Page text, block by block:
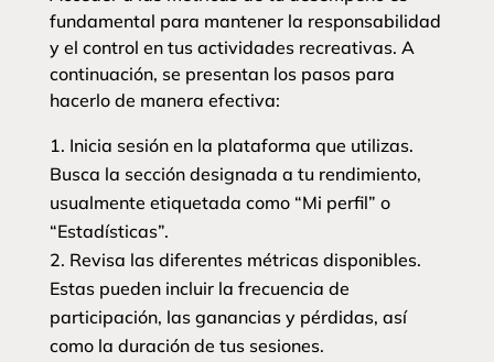
fundamental para mantener la responsabilidad
y el control en tus actividades recreativas. A
continuación, se presentan los pasos para
hacerlo de manera efectiva:
Inicia sesión en la plataforma que utilizas.
Busca la sección designada a tu rendimiento,
usualmente etiquetada como “Mi perfil” o
“Estadísticas”.
Revisa las diferentes métricas disponibles.
Estas pueden incluir la frecuencia de
participación, las ganancias y pérdidas, así
como la duración de tus sesiones.